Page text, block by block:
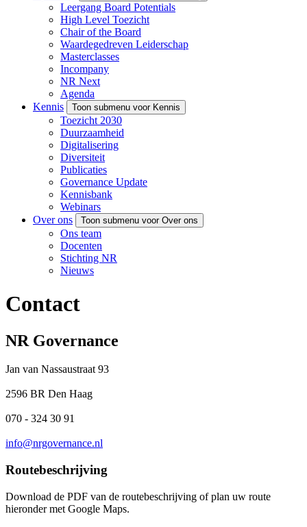
Leergang Board Potentials
High Level Toezicht
Chair of the Board
Waardegedreven Leiderschap
Masterclasses
Incompany
NR Next
Agenda
Kennis
Toon submenu voor Kennis
Toezicht 2030
Duurzaamheid
Digitalisering
Diversiteit
Publicaties
Governance Update
Kennisbank
Webinars
Over ons
Toon submenu voor Over ons
Ons team
Docenten
Stichting NR
Nieuws
Contact
NR Governance
Jan van Nassaustraat 93
2596 BR Den Haag
070 - 324 30 91
info@nrgovernance.nl
Routebeschrijving
Download de PDF van de routebeschrijving of plan uw route
hieronder met Google Maps.